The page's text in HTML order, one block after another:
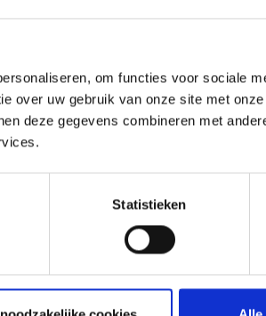
om functies voor sociale
over uw gebruik van onze site met
deze gegevens combineren met
Statistieken